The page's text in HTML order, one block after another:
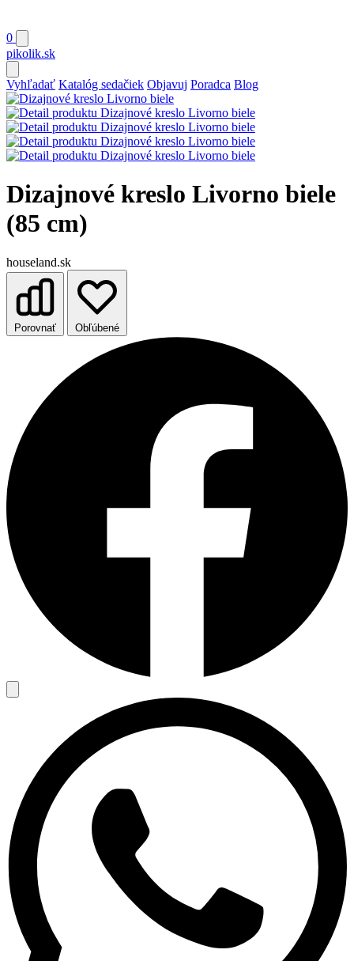
0
pikolik.sk
Vyhľadať Katalóg sedačiek Objavuj Poradca Blog
Dizajnové kreslo Livorno biele
(85 cm)
houseland.sk
Porovnať Obľúbené